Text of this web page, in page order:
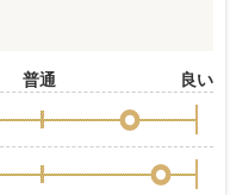
普通 良い